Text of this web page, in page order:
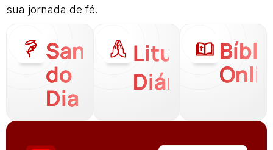
sua jornada de fé.
Santo
do
Dia
Liturgia
Diária